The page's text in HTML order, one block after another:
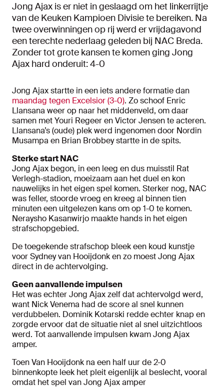
Jong Ajax is er niet in geslaagd om het linkerrijtje
van de Keuken Kampioen Divisie te bereiken. Na
twee overwinningen op rij werd er vrijdagavond
een terechte nederlaag geleden bij NAC Breda.
Zonder tot grote kansen te komen ging Jong
Ajax hard onderuit: 4-0
Jong Ajax startte in een iets andere formatie dan
maandag tegen Excelsior (3-0). Zo schoof Enric
Llansana weer op naar het middenveld, om daar
samen met Youri Regeer en Victor Jensen te acteren.
Llansana’s (oude) plek werd ingenomen door Nordin
Musampa en Brian Brobbey startte in de spits.
Sterke start NAC
Jong Ajax begon, in een leeg en dus muisstil Rat
Verlegh-stadion, moeizaam aan het duel en kon
nauwelijks in het eigen spel komen. Sterker nog, NAC
was feller, stoorde vroeg en kreeg al binnen tien
minuten een uitgelezen kans om op 1-0 te komen.
Neraysho Kasanwirjo maakte hands in het eigen
strafschopgebied.
De toegekende strafschop bleek een koud kunstje
voor Sydney van Hooijdonk en zo moest Jong Ajax
direct in de achtervolging.
Geen aanvallende impulsen
Het was echter Jong Ajax zelf dat achtervolgd werd,
want Nick Venema had de score al snel kunnen
verdubbelen. Dominik Kotarski redde echter knap en
zorgde ervoor dat de situatie niet al snel uitzichtloos
werd. Tot aanvallende impulsen kwam Jong Ajax
amper.
Toen Van Hooijdonk na een half uur de 2-0
binnenkopte leek het pleit eigenlijk al beslecht, vooral
omdat het spel van Jong Ajax amper